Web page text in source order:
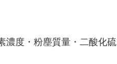
濃度・粉塵質量・二酸化硫